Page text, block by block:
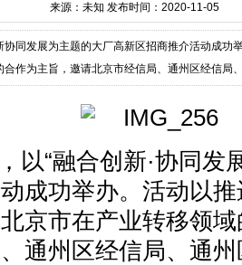
来源：未知发布时间：2020-11-05
同发展为主题的大厂高新区招商推介活动成功
作为主旨，邀请北京市经信局、通州区经信局
以“融合创新·协同发
成功举办。活动以
京市在产业转移领
通州区经信局、通